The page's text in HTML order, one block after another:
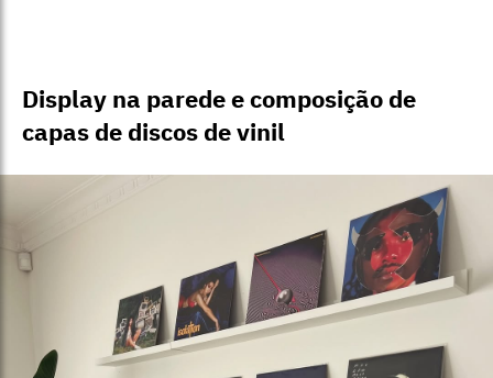
Display na parede e composição de
capas de discos de vinil